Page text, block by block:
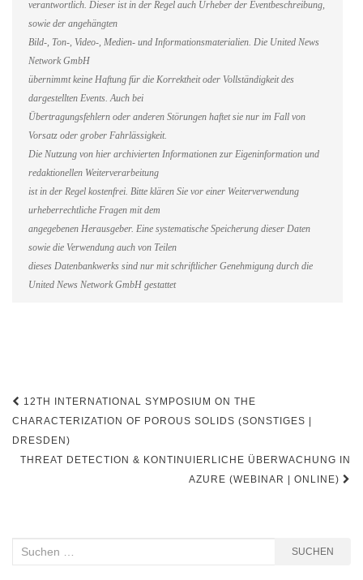
verantwortlich. Dieser ist in der Regel auch Urheber der Eventbeschreibung,
sowie der angehängten
Bild-, Ton-, Video-, Medien- und Informationsmaterialien. Die United News
Network GmbH
übernimmt keine Haftung für die Korrektheit oder Vollständigkeit des
dargestellten Events. Auch bei
Übertragungsfehlern oder anderen Störungen haftet sie nur im Fall von
Vorsatz oder grober Fahrlässigkeit.
Die Nutzung von hier archivierten Informationen zur Eigeninformation und
redaktionellen Weiterverarbeitung
ist in der Regel kostenfrei. Bitte klären Sie vor einer Weiterverwendung
urheberrechtliche Fragen mit dem
angegebenen Herausgeber. Eine systematische Speicherung dieser Daten
sowie die Verwendung auch von Teilen
dieses Datenbankwerks sind nur mit schriftlicher Genehmigung durch die
United News Network GmbH gestattet
Beitragsnavigation
12TH INTERNATIONAL SYMPOSIUM ON THE
CHARACTERIZATION OF POROUS SOLIDS (SONSTIGES |
DRESDEN)
THREAT DETECTION & KONTINUIERLICHE ÜBERWACHUNG IN
AZURE (WEBINAR | ONLINE)
Suchen
SUCHEN